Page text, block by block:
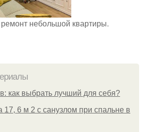
небольшой квартиры.
как выбрать лучший для себя?
17, 6 м 2 с санузлом при спальне в